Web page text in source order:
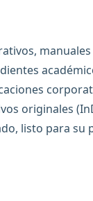
originales
listo para su